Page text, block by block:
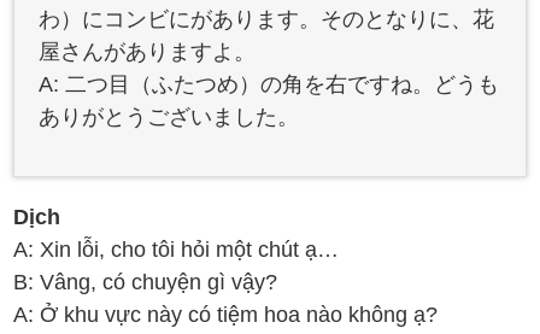
わ）にコンビにがあります。そのとなりに、花
屋さんがありますよ。
A: 二つ目（ふたつめ）の角を右ですね。どうも
ありがとうございました。
Dịch
A: Xin lỗi, cho tôi hỏi một chút ạ…
B: Vâng, có chuyện gì vậy?
A: Ở khu vực này có tiệm hoa nào không ạ?